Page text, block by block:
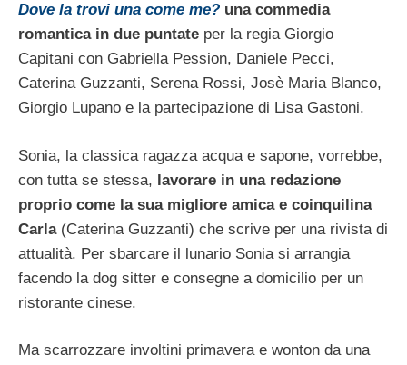
Dove la trovi una come me? una commedia
romantica in due puntate per la regia Giorgio
Capitani con Gabriella Pession, Daniele Pecci,
Caterina Guzzanti, Serena Rossi, Josè Maria Blanco,
Giorgio Lupano e la partecipazione di Lisa Gastoni.
Sonia, la classica ragazza acqua e sapone, vorrebbe,
con tutta se stessa, lavorare in una redazione
proprio come la sua migliore amica e coinquilina
Carla(Caterina Guzzanti) che scrive per una rivista di
attualità. Per sbarcare il lunario Sonia si arrangia
facendo la dog sitter e consegne a domicilio per un
ristorante cinese.
Ma scarrozzare involtini primavera e wonton da una